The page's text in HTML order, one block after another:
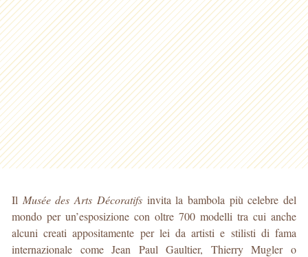
Il Musée des Arts Décoratifsinvita la bambola più celebre del
mondo per un’esposizione con oltre 700 modelli tra cui anche
alcuni creati appositamente per lei da artisti e stilisti di fama
internazionale come Jean Paul Gaultier, Thierry Mugler o